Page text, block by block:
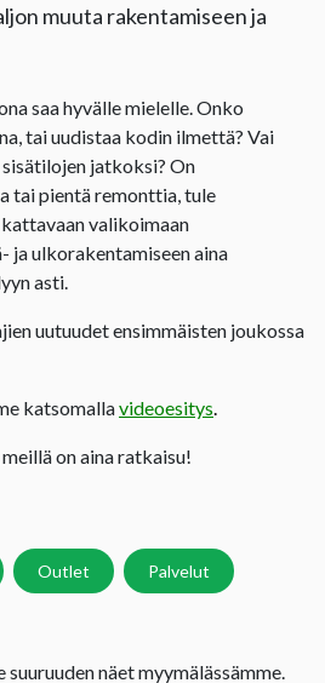
muuta rakentamiseen ja
saa hyvälle mielelle. Onko
tai uudistaa kodin ilmettä? Vai
jatkoksi? On
tai pientä remonttia, tule
valikoimaan
ja ulkorakentamiseen aina
asti.
uutuudet ensimmäisten joukossa
katsomallavideoesitys.
on aina ratkaisu!
Outlet Palvelut
näet myymälässämme.